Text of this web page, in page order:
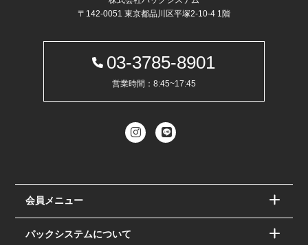
〒142-0051 東京都品川区平塚2-10-4 1階
03-3785-8901
営業時間：8:45~17:45
会員メニュー
パックシステムについて